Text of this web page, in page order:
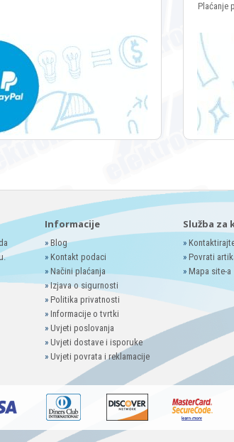
Plaćanje
Informacije
» Blog
» Kontakt podaci
» Načini plaćanja
»Izjava o sigurnosti
» Politika privatnosti
» Informacije o tvrtki
» Uvjeti poslovanja
» Uvjeti dostave i isporuke
» Uvjeti povrata i reklamacije
Služba za
»
» Povrati
» Mapa site-a